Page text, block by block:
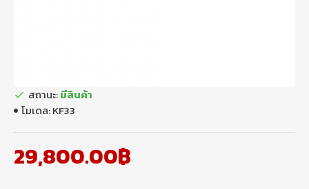
29,800.00฿
สถานะ:มีสินค้า
โมเดล:KF33